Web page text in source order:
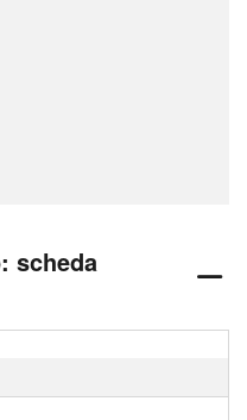
scheda